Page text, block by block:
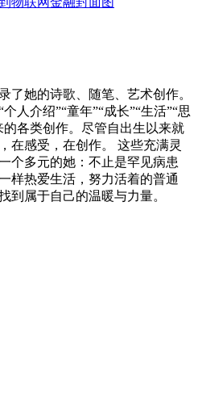
了她的诗歌、随笔、艺术创作。
人介绍”“童年”“成长”“生活”“思
各类创作。尽管自出生以来就
在感受，在创作。 这些充满灵
个多元的她：不止是罕见病患
样热爱生活，努力活着的普通
到属于自己的温暖与力量。